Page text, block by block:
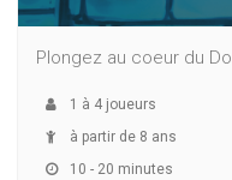
Plongez au coeur du
1 à 4 joueurs
à partir de 8 ans
10 - 20 minutes